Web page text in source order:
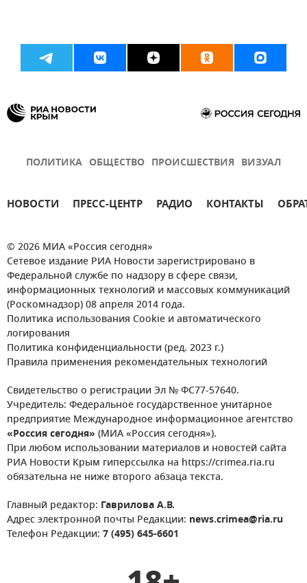
ПОЛИТИКА ОБЩЕСТВО ПРОИСШЕСТВИЯ ВИЗУАЛ
НОВОСТИ ПРЕСС-ЦЕНТР РАДИО КОНТАКТЫ
© 2026 МИА «Россия сегодня»
Сетевое издание РИА Новости зарегистрировано в
Федеральной службе по надзору в сфере связи,
информационных технологий и массовых коммуникаций
(Роскомнадзор) 08 апреля 2014 года.
Политика использования Cookie и автоматического
логирования
Политика конфиденциальности (ред. 2023 г.)
Правила применения рекомендательных технологий
Свидетельство о регистрации Эл № ФС77-57640.
Учредитель: Федеральное государственное унитарное
предприятие Международное информационное агентство
«Россия сегодня» (МИА «Россия сегодня»).
При любом использовании материалов и новостей сайта
РИА Новости Крым гиперссылка на https://crimea.ria.ru
обязательна не ниже второго абзаца текста.
Главный редактор: Гаврилова А.В.
Адрес электронной почты Редакции: news.crimea@ria.ru
Телефон Редакции: 7 (495) 645-6601